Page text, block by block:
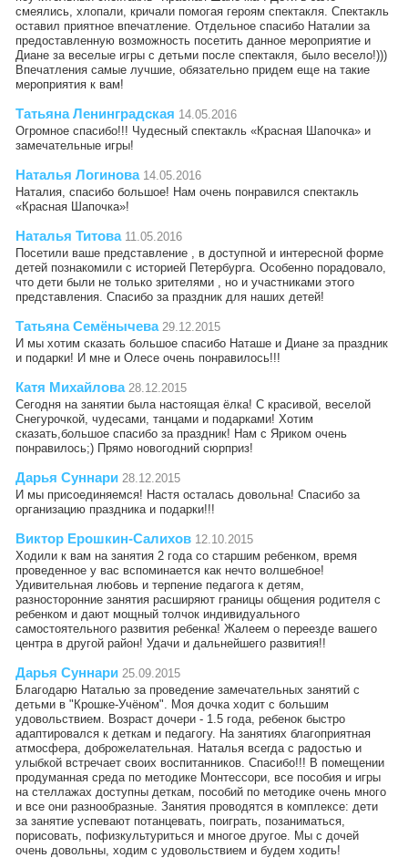
смеялись, хлопали, кричали помогая героям спектакля. Спектакль
оставил приятное впечатление. Отдельное спасибо Наталии за
предоставленную возможность посетить данное мероприятие и
Диане за веселые игры с детьми после спектакля, было весело!)))
Впечатления самые лучшие, обязательно придем еще на такие
мероприятия к вам!
Татьяна Ленинградская 14.05.2016
Огромное спасибо!!! Чудесный спектакль «Красная Шапочка» и
замечательные игры!
Наталья Логинова 14.05.2016
Наталия, спасибо большое! Нам очень понравился спектакль
«Красная Шапочка»!
Наталья Титова 11.05.2016
Посетили ваше представление , в доступной и интересной форме
детей познакомили с историей Петербурга. Особенно порадовало,
что дети были не только зрителями , но и участниками этого
представления. Спасибо за праздник для наших детей!
Татьяна Семёнычева 29.12.2015
И мы хотим сказать большое спасибо Наташе и Диане за праздник
и подарки! И мне и Олесе очень понравилось!!!
Катя Михайлова 28.12.2015
Сегодня на занятии была настоящая ёлка! С красивой, веселой
Снегурочкой, чудесами, танцами и подарками! Хотим
сказать,большое спасибо за праздник! Нам с Яриком очень
понравилось;) Прямо новогодний сюрприз!
Дарья Суннари 28.12.2015
И мы присоединяемся! Настя осталась довольна! Спасибо за
организацию праздника и подарки!!!
Виктор Ерошкин-Салихов 12.10.2015
Ходили к вам на занятия 2 года со старшим ребенком, время
проведенное у вас вспоминается как нечто волшебное!
Удивительная любовь и терпение педагога к детям,
разносторонние занятия расширяют границы общения родителя с
ребенком и дают мощный толчок индивидуального
самостоятельного развития ребенка! Жалеем о переезде вашего
центра в другой район! Удачи и дальнейшего развития!!
Дарья Суннари 25.09.2015
Благодарю Наталью за проведение замечательных занятий с
детьми в "Крошке-Учёном". Моя дочка ходит с большим
удовольствием. Возраст дочери - 1.5 года, ребенок быстро
адаптировался к деткам и педагогу. На занятиях благоприятная
атмосфера, доброжелательная. Наталья всегда с радостью и
улыбкой встречает своих воспитанников. Спасибо!!! В помещении
продуманная среда по методике Монтессори, все пособия и игры
на стеллажах доступны деткам, пособий по методике очень много
и все они разнообразные. Занятия проводятся в комплексе: дети
за занятие успевают потанцевать, поиграть, позаниматься,
порисовать, пофизкультуриться и многое другое. Мы с дочей
очень довольны, ходим с удовольствием и будем ходить!